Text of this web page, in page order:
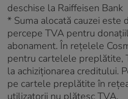
deschise la Raiffeisen Bank
* Suma alocată cauzei este
percepe TVA pentru
abonament. În reţelele
pentru cartelele preplătite,
la achiziţionarea creditului.
pe cartele preplătite în
utilizatorii nu plătesc TVA.